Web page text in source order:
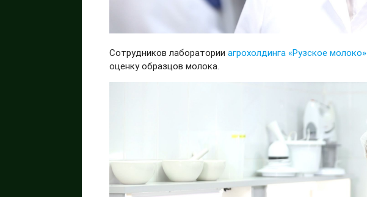
Сотрудников лабораторииагрохолдинга «Рузское молоко»
оценку образцов молока.